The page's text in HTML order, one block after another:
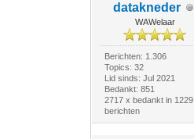
datakneder
WAWelaar
Berichten: 1.306
Topics: 32
Lid sinds: Jul 2021
Bedankt: 851
2717 x bedankt in 1229
berichten